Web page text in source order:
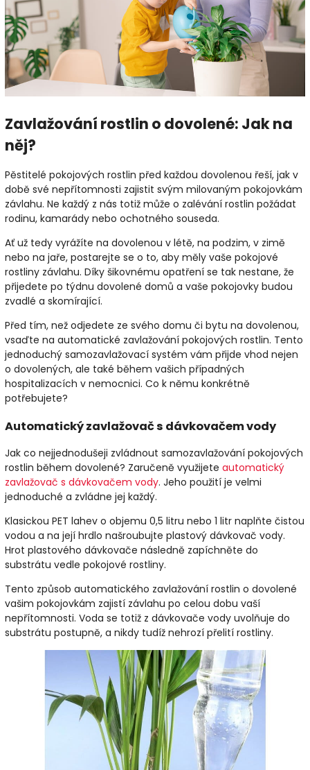
Zavlažování rostlin o dovolené: Jak na
něj?
Pěstitelé pokojových rostlin před každou dovolenou řeší, jak v
době své nepřítomnosti zajistit svým milovaným pokojovkám
závlahu. Ne každý z nás totiž může o zalévání rostlin požádat
rodinu, kamarády nebo ochotného souseda.
Ať už tedy vyrážíte na dovolenou v létě, na podzim, v zimě
nebo na jaře, postarejte se o to, aby měly vaše pokojové
rostliny závlahu. Díky šikovnému opatření se tak nestane, že
přijedete po týdnu dovolené domů a vaše pokojovky budou
zvadlé a skomírající.
Před tím, než odjedete ze svého domu či bytu na dovolenou,
vsaďte na automatické zavlažování pokojových rostlin. Tento
jednoduchý samozavlažovací systém vám přijde vhod nejen
o dovolených, ale také během vašich případných
hospitalizacích v nemocnici. Co k němu konkrétně
potřebujete?
Automatický zavlažovač s dávkovačem vody
Jak co nejjednodušeji zvládnout samozavlažování pokojových
rostlin během dovolené? Zaručeně využijete automatický
zavlažovač s dávkovačem vody. Jeho použití je velmi
jednoduché a zvládne jej každý.
Klasickou PET lahev o objemu 0,5 litru nebo 1 litr naplňte čistou
vodou a na její hrdlo našroubujte plastový dávkovač vody.
Hrot plastového dávkovače následně zapíchněte do
substrátu vedle pokojové rostliny.
Tento způsob automatického zavlažování rostlin o dovolené
vašim pokojovkám zajistí závlahu po celou dobu vaší
nepřítomnosti. Voda se totiž z dávkovače vody uvolňuje do
substrátu postupně, a nikdy tudíž nehrozí přelití rostliny.